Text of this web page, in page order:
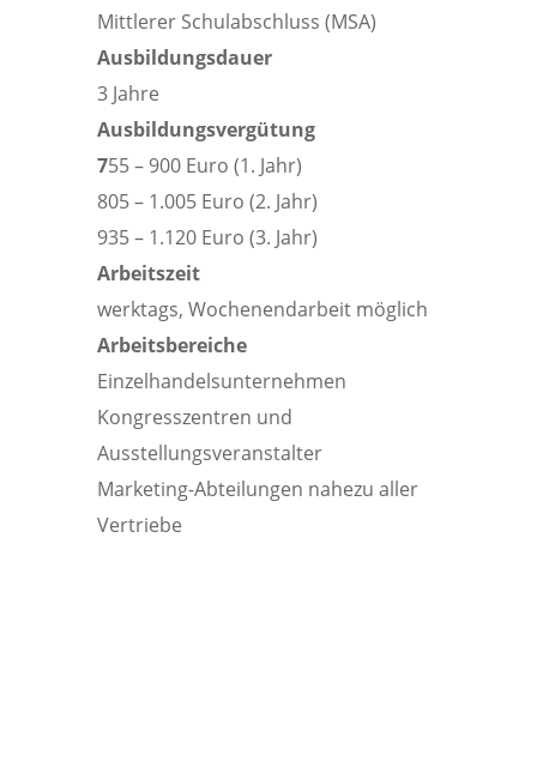
Mittlerer Schulabschluss (MSA)
Ausbildungsdauer
3 Jahre
Ausbildungsvergütung
755 – 900 Euro (1. Jahr)
805 – 1.005 Euro (2. Jahr)
935 – 1.120 Euro (3. Jahr)
Arbeitszeit
werktags, Wochenendarbeit möglich
Arbeitsbereiche
Einzelhandelsunternehmen
Kongresszentren und
Ausstellungsveranstalter
Marketing-Abteilungen nahezu aller
Vertriebe